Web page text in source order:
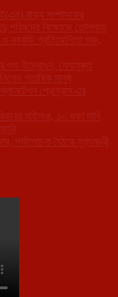
রাজ্য সম্পাদকের
পরিষদের বিক্ষোভে তোলপাড়
কাবাডি প্রতিযোগিতা শুরু,
শুভ উদ্বোধন, নেশামুক্ত
শতাধিক মানুষ
প্রোগ্রাম এর
মহিলারা, ১০ দফা দাবি
পর্যালোচনা বৈঠকে মুখ্যমন্ত্রী